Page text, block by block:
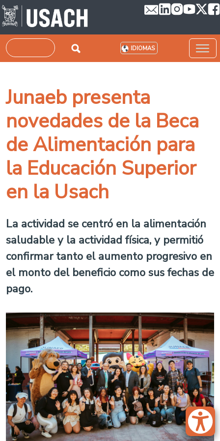
Pasar al contenido principal
Buscar IDIOMAS
Junaeb presenta
novedades de la Beca
de Alimentación para
la Educación Superior
en la Usach
La actividad se centró en la alimentación
saludable y la actividad física, y permitió
confirmar tanto el aumento progresivo en
el monto del beneficio como sus fechas de
pago.